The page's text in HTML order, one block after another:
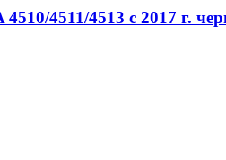
4511/4513 с 2017 г.